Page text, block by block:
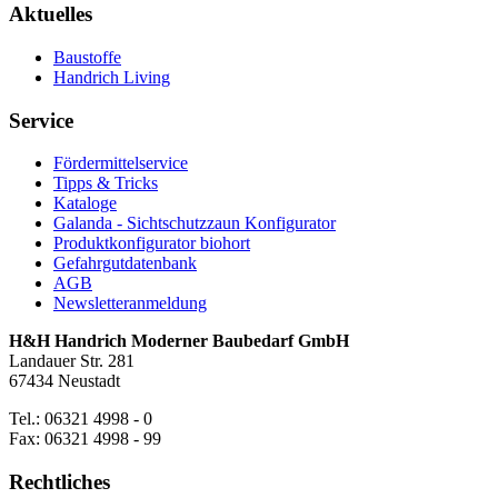
Aktuelles
Baustoffe
Handrich Living
Service
Fördermittelservice
Tipps & Tricks
Kataloge
Galanda - Sichtschutzzaun Konfigurator
Produktkonfigurator biohort
Gefahrgutdatenbank
AGB
Newsletteranmeldung
H&H Handrich Moderner Baubedarf GmbH
Landauer Str. 281
67434 Neustadt
Tel.: 06321 4998 - 0
Fax: 06321 4998 - 99
Rechtliches